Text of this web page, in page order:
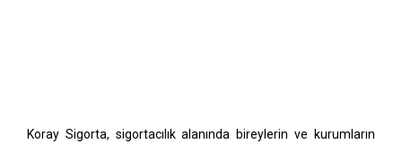
Koray Sigorta, sigortacılık alanında bireylerin ve kurumların